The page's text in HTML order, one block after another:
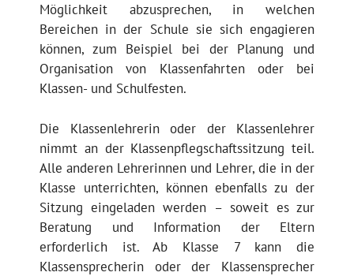
Möglichkeit abzusprechen, in welchen
Bereichen in der Schule sie sich engagieren
können, zum Beispiel bei der Planung und
Organisation von Klassenfahrten oder bei
Klassen- und Schulfesten.
Die Klassenlehrerin oder der Klassenlehrer
nimmt an der Klassenpflegschaftssitzung teil.
Alle anderen Lehrerinnen und Lehrer, die in der
Klasse unterrichten, können ebenfalls zu der
Sitzung eingeladen werden – soweit es zur
Beratung und Information der Eltern
erforderlich ist. Ab Klasse 7 kann die
Klassensprecherin oder der Klassensprecher